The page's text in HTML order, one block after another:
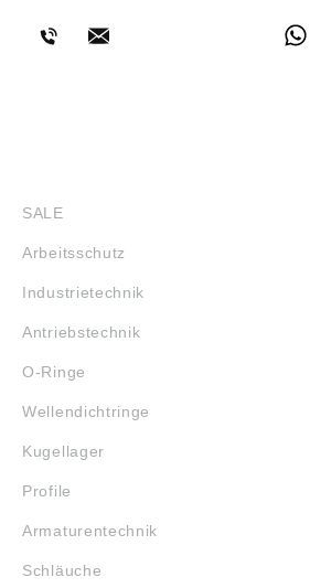
SALE
Arbeitsschutz
Industrietechnik
Antriebstechnik
O-Ringe
Wellendichtringe
Kugellager
Profile
Armaturentechnik
Schläuche